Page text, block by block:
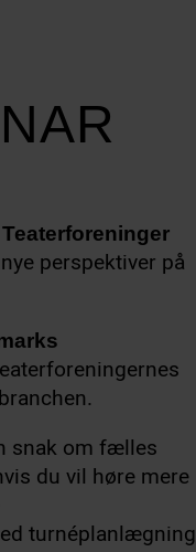
perspektiver på
snak om fælles
du vil høre mere
turnéplanlægning